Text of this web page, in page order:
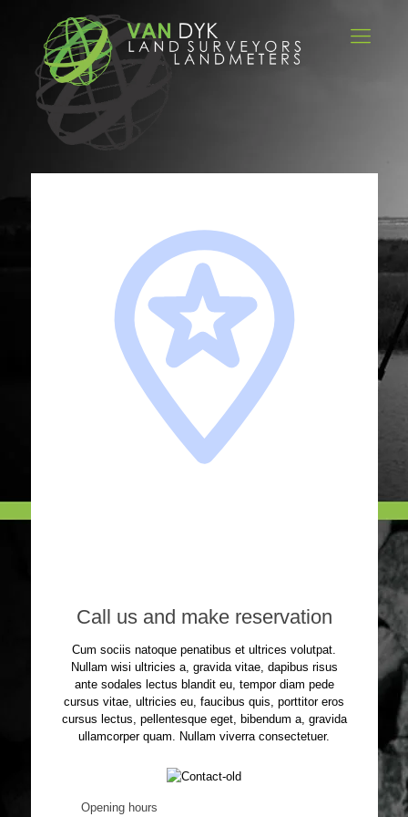
Call us and make reservation
Cum sociis natoque penatibus et ultrices volutpat.
Nullam wisi ultricies a, gravida vitae, dapibus risus
ante sodales lectus blandit eu, tempor diam pede
cursus vitae, ultricies eu, faucibus quis, porttitor eros
cursus lectus, pellentesque eget, bibendum a, gravida
ullamcorper quam. Nullam viverra consectetuer.
Opening hours